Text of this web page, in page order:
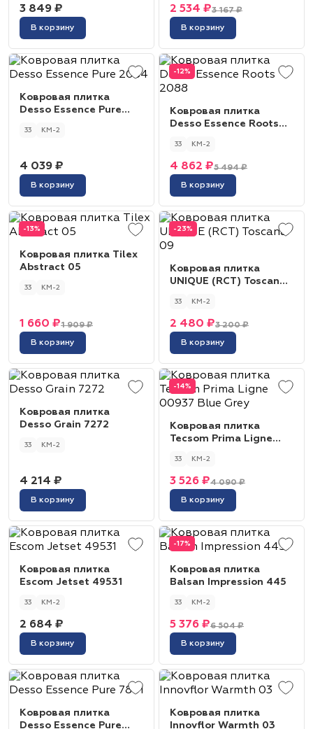
3 849 ₽
В корзину
3 167 ₽
2 534 ₽
В корзину
Ковровая плитка
Desso Essence Pure
33 КМ-2
4 039 ₽
В корзину
-12%
Ковровая плитка
Desso Essence Roots
33 КМ-2
5 494 ₽
4 862 ₽
В корзину
-13%
Ковровая плитка Tilex
Abstract 05
33 КМ-2
1 909 ₽
1 660 ₽
В корзину
-23%
Ковровая плитка
UNIQUE (RCT) Toscana
33 КМ-2
3 200 ₽
2 480 ₽
В корзину
Ковровая плитка
Desso Grain 7272
33 КМ-2
4 214 ₽
В корзину
-14%
Ковровая плитка
Tecsom Prima Ligne
33 КМ-2
4 090 ₽
3 526 ₽
В корзину
Ковровая плитка
Escom Jetset 49531
33 КМ-2
2 684 ₽
В корзину
-17%
Ковровая плитка
Balsan Impression 445
33 КМ-2
6 504 ₽
5 376 ₽
В корзину
Ковровая плитка
Desso Essence Pure
Ковровая плитка
Innovflor Warmth 03